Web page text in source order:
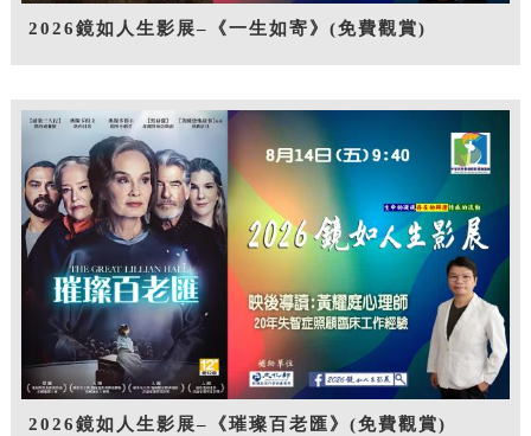
2026鏡如人生影展–《一生如寄》(免費觀賞)
2026鏡如人生影展–《璀璨百老匯》(免費觀賞)